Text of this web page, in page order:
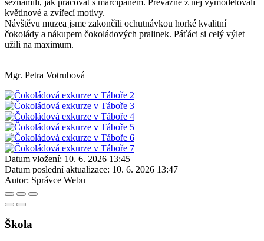
seznámili, jak pracovat s marcipánem. Převážně z něj vymodelovali
květinové a zvířecí motivy.
Návštěvu muzea jsme zakončili ochutnávkou horké kvalitní
čokolády a nákupem čokoládových pralinek. Páťáci si celý výlet
užili na maximum.
Mgr. Petra Votrubová
Datum vložení: 10. 6. 2026 13:45
Datum poslední aktualizace: 10. 6. 2026 13:47
Autor: Správce Webu
Škola